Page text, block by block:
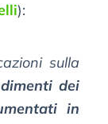
):
sulla
dei
in